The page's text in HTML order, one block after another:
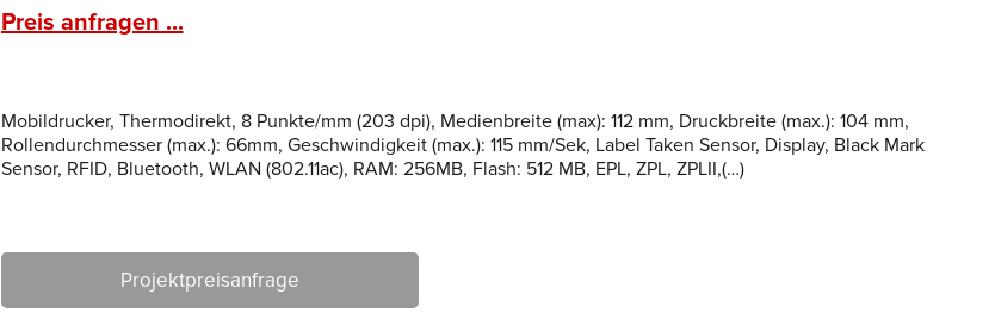
Preis anfragen ...
Mobildrucker, Thermodirekt, 8 Punkte/mm (203 dpi), Medienbreite (max): 112 mm, Druckbreite (max.): 104 mm,
Rollendurchmesser (max.): 66mm, Geschwindigkeit (max.): 115 mm/Sek, Label Taken Sensor, Display, Black Mark
Sensor, RFID, Bluetooth, WLAN (802.11ac), RAM: 256MB, Flash: 512 MB, EPL, ZPL, ZPLII,(…)
Projektpreisanfrage